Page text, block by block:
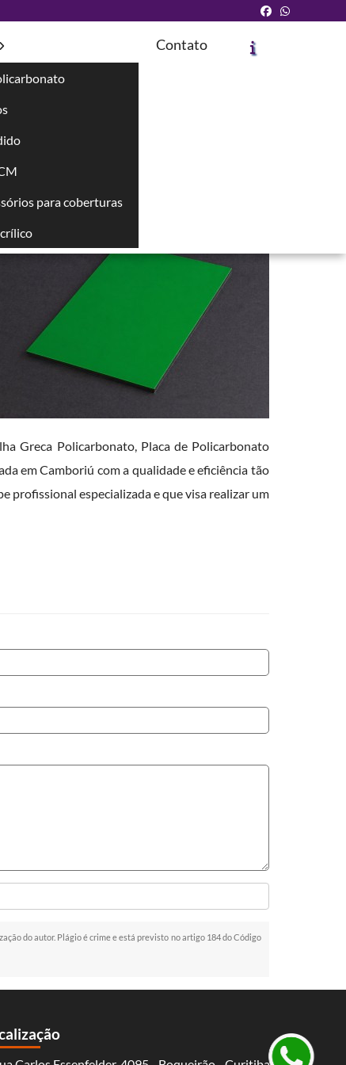
para coberturas
Contato
Solicite um Orçamento
Greca Policarbonato, Placa de Policarbonato
em Camboriú com a qualidade e eficiência tão
profissional especializada e que visa realizar um
do autor. Plágio é crime e está previsto no artigo 184 do Código